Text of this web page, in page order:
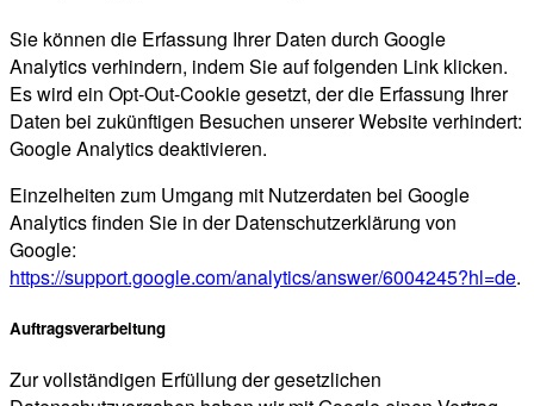
Sie können die Erfassung Ihrer Daten durch Google
Analytics verhindern, indem Sie auf folgenden Link klicken.
Es wird ein Opt-Out-Cookie gesetzt, der die Erfassung Ihrer
Daten bei zukünftigen Besuchen unserer Website verhindert:
Google Analytics deaktivieren.
Einzelheiten zum Umgang mit Nutzerdaten bei Google
Analytics finden Sie in der Datenschutzerklärung von
Google:
https://support.google.com/analytics/answer/6004245?hl=de.
Auftragsverarbeitung
Zur vollständigen Erfüllung der gesetzlichen